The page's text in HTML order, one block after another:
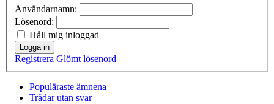
Användarnamn:
Lösenord:
Håll mig inloggad
Logga in
Registrera Glömt lösenord
Populäraste ämnena
Trådar utan svar